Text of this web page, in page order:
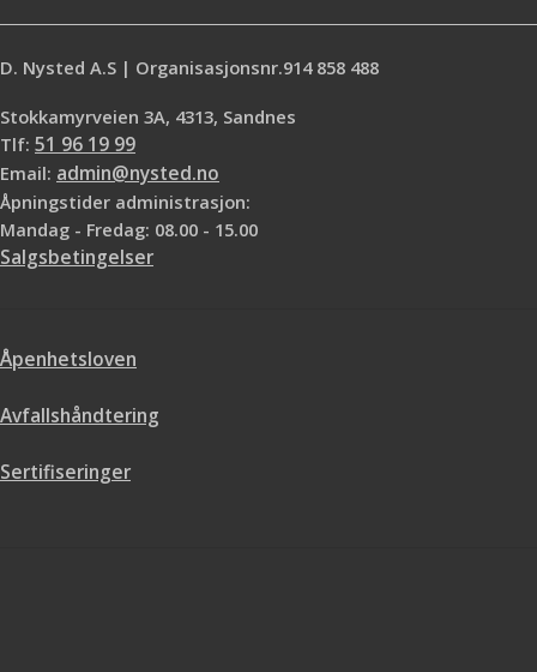
D. Nysted A.S | Organisasjonsnr.914 858 488
Stokkamyrveien 3A, 4313, Sandnes
Tlf: 51 96 19 99
Email: admin@nysted.no
Åpningstider administrasjon:
Mandag - Fredag: 08.00 - 15.00
Salgsbetingelser
Åpenhetsloven
Avfallshåndtering
Sertifiseringer